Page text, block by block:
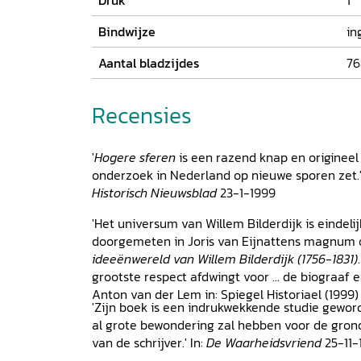
van 'hogere sferen'? Van Eijnatten stelt ook
Bilderdijks denken inderdaad die
dikwijls in heeft gezien? Was hij een
zijn dichterlijk streven zich karakteriseren?
achtergrond van zijn vaak onconventionele,
eigenlijk de grootheid van Willem Bilderdijk?
samenhangend beeld geschetst van het
eigenzinnig denker.
Bindwijze
Aantal bladzijdes
Recensies
'Hogere sferenis een razend knap en
onderzoek in Nederland op nieuwe sporen
Historisch Nieuwsblad23-1-1999
'Het universum van Willem Bilderdijk is
doorgemeten in Joris van Eijnattens magnum
ideeënwereld van Willem Bilderdijk (1756-1831)
grootste respect afdwingt voor ... de biograaf
Anton van der Lem in: Spiegel Historiael (1999)
'Zijn boek is een indrukwekkende studie
al grote bewondering zal hebben voor de
van de schrijver.' In: De Waarheidsvriend25-11-